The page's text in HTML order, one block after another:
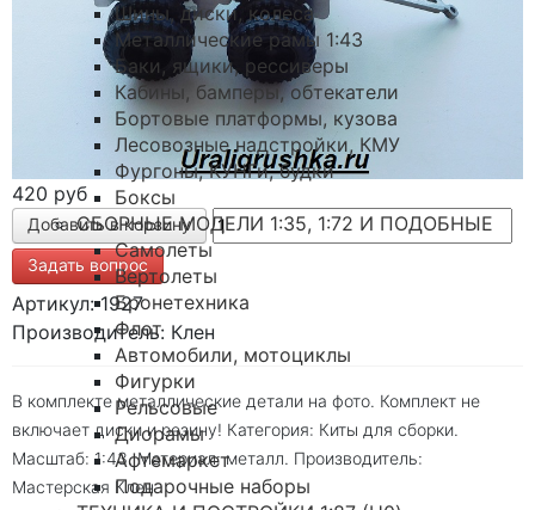
Шины, диски, колеса
Металлические рамы 1:43
Баки, ящики, рессиверы
Кабины, бамперы, обтекатели
Бортовые платформы, кузова
Лесовозные надстройки, КМУ
Фургоны, КУНГи, будки
Боксы
СБОРНЫЕ МОДЕЛИ 1:35, 1:72 И ПОДОБНЫЕ
Самолеты
Вертолеты
Бронетехника
Флот
Автомобили, мотоциклы
Фигурки
Рельсовые
Диорамы
Афтемаркет
Подарочные наборы
420 руб
Задать вопрос
Артикул: 1927
Производитель: Клен
В комплекте металлические детали на фото. Комплект не
включает диски и резину! Категория: Киты для сборки.
Масштаб: 1:43. Материал: металл. Производитель:
Мастерская Клен